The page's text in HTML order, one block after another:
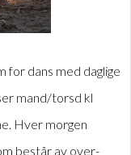
for dans med daglige
mand/torsd kl
Hver morgen
består av over-